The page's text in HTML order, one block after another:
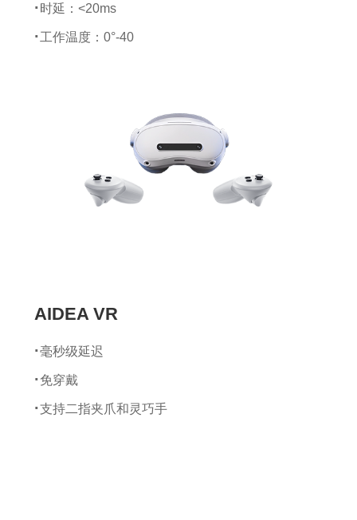
时延：<20ms
工作温度：0°-40
陀螺仪量程：±2000 dps
加速计量程：±8 g
最小分辨率：0.02°
静态姿态精度：Roll/Pitch 1.0°，Yaw 2
AIDEA VR
毫秒级延迟
免穿戴
支持二指夹爪和灵巧手